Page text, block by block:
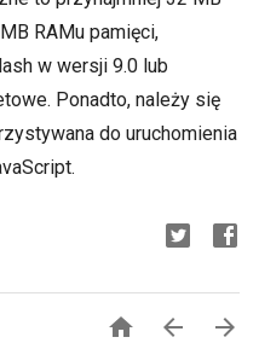
RAMu pamięci,
w wersji 9.0 lub
Ponadto, należy się
do uruchomienia
  